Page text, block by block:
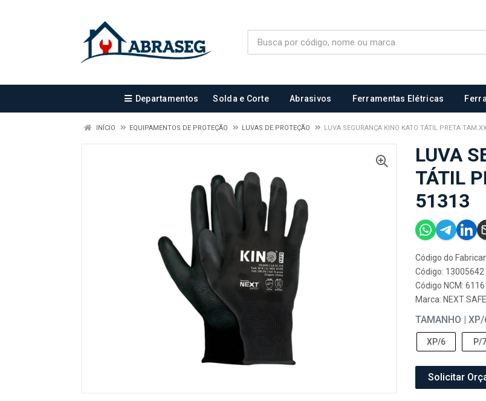
Departamentos Solda e Corte Abrasivos Ferramentas Elétricas
INÍCIO EQUIPAMENTOS DE PROTEÇÃO LUVAS DE PROTEÇÃO LUVA SEGURANÇA KINO KATO TÁTIL PRETA
LUVA
TÁTIL
51313
Código do
Código: 13005642
Código NCM:
Marca: NEXT
TAMANHO |
XP/6 P/7
Solicitar